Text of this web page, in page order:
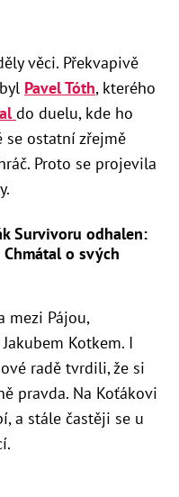
věci. Překvapivě
Pavel Tóth, kterého
do duelu, kde ho
se ostatní zřejmě
Proto se projevila
Survivoru odhalen:
o svých
mezi Pájou,
Kotkem. I
radě tvrdili, že si
pravda. Na Koťákovi
a stále častěji se u